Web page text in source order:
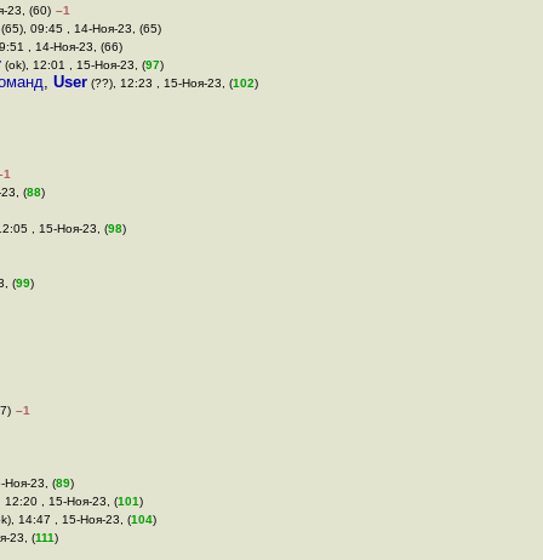
23, (60) –1
(65), 09:45 , 14-Ноя-23, (65)
, 14-Ноя-23, (66)
(ok), 12:01 , 15-Ноя-23, (97)
, User (??), 12:23 , 15-Ноя-23, (102)
(88)
, 15-Ноя-23, (98)
(99)
–1
Ноя-23, (89)
12:20 , 15-Ноя-23, (101)
14:47 , 15-Ноя-23, (104)
23, (111)